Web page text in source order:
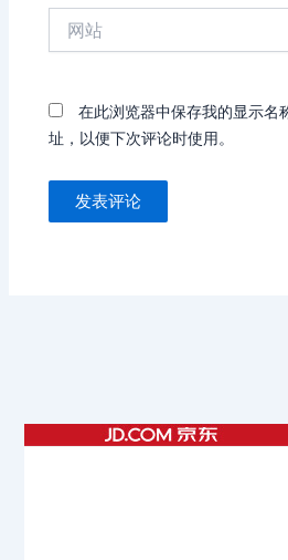
在此浏览器中保存我的显示名
址，以便下次评论时使用。